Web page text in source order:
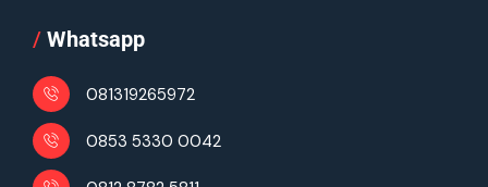
/ Whatsapp
081319265972
0853 5330 0042